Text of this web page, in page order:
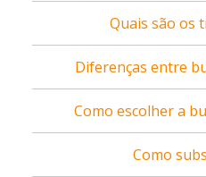
Quais são os
Diferenças entre
Como escolher a
Como